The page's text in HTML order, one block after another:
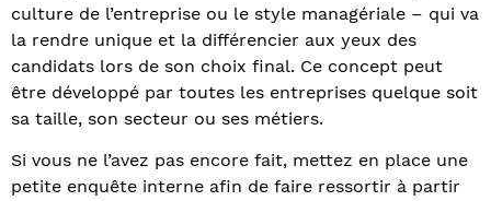
culture de l’entreprise ou le style managériale – qui va
la rendre unique et la différencier aux yeux des
candidats lors de son choix final. Ce concept peut
être développé par toutes les entreprises quelque soit
sa taille, son secteur ou ses métiers.
Si vous ne l’avez pas encore fait, mettez en place une
petite enquête interne afin de faire ressortir à partir